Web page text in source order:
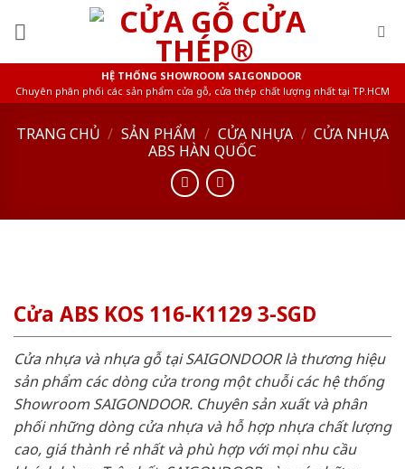
HỆ THỐNG SHOWROOM SAIGONDOOR
Chuyên phân phối các sản phẩm cửa gỗ, cửa thép chất lượng nhất tại TP.HCM
TRANG CHỦ / SẢN PHẨM / CỬA NHỰA / CỬA NHỰA
ABS HÀN QUỐC
Cửa ABS KOS 116-K1129 3-SGD
Cửa nhựa và nhựa gỗ tại SAIGONDOOR là thương hiệu
sản phẩm các dòng cửa trong một chuỗi các hệ thống
Showroom SAIGONDOOR. Chuyên sản xuất và phân
phối những dòng cửa nhựa và hỗ hợp nhựa chất lượng
cao, giá thành rẻ nhất và phù hợp với mọi nhu cầu